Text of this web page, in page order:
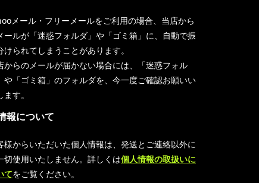
メール・フリーメールをご利用の場合、当店から
ールが「迷惑フォルダ」や「ゴミ箱」に、自動で振
けられてしまうことがあります。
からのメールが届かない場合には、「迷惑フォル
や「ゴミ箱」のフォルダを、今一度ご確認お願いい
ます。
報について
様からいただいた個人情報は、発送とご連絡以外に
切使用いたしません。詳しくは個人情報の取扱いに
てをご覧ください。